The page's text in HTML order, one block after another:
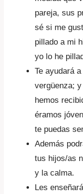
pareja, sus
sé si me
pillado a mi
yo lo he
Te ayudará
vergüenza;
hemos
éramos
te puedas
Además
tus hijos/as
y la calma.
Les